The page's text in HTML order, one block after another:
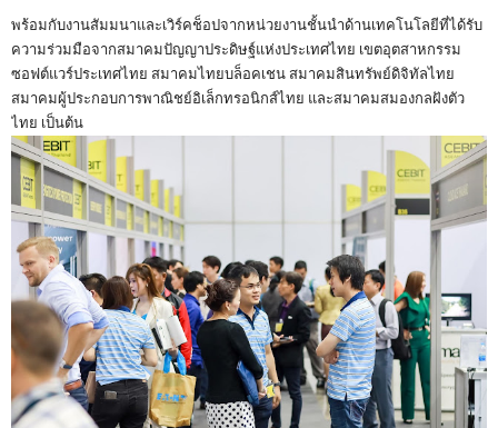
พร้อมกับงานสัมมนาและเวิร์คช็อปจากหน่วยงานชั้นนำด้านเทคโนโลยีที่ได้รับ
ความร่วมมือจากสมาคมปัญญาประดิษฐ์แห่งประเทศไทย เขตอุตสาหกรรม
ซอฟต์แวร์ประเทศไทย สมาคมไทยบล็อคเชน สมาคมสินทรัพย์ดิจิทัลไทย
สมาคมผู้ประกอบการพาณิชย์อิเล็กทรอนิกส์ไทย และสมาคมสมองกลฝังตัว
ไทย เป็นต้น